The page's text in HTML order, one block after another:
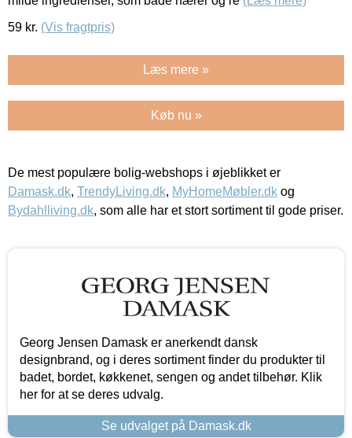
59 kr. (Vis fragtpris)
Læs mere »
Køb nu »
De mest populære bolig-webshops i øjeblikket er
Damask.dk, TrendyLiving.dk, MyHomeMøbler.dk og
Bydahlliving.dk, som alle har et stort sortiment til gode priser.
Georg Jensen Damask er anerkendt dansk
designbrand, og i deres sortiment finder du produkter til
badet, bordet, køkkenet, sengen og andet tilbehør. Klik
her for at se deres udvalg.
Se udvalget på Damask.dk